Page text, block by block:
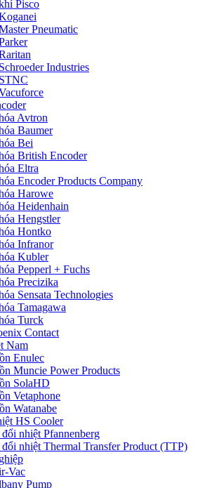
Pisco
Pneumatic
Industries
Avtron
Baumer
Bei
British Encoder
Eltra
Encoder Products Company
Harowe
Heidenhain
Hengstler
Hontko
Infranor
Kubler
Pepperl + Fuchs
Precizika
Sensata Technologies
Tamagawa
Turck
Contact
Nam
Enulec
Muncie Power Products
SolaHD
Vetaphone
Watanabe
HS Cooler
nhiệt Pfannenberg
nhiệt Thermal Transfer Product (TTP)
Vac
Pump